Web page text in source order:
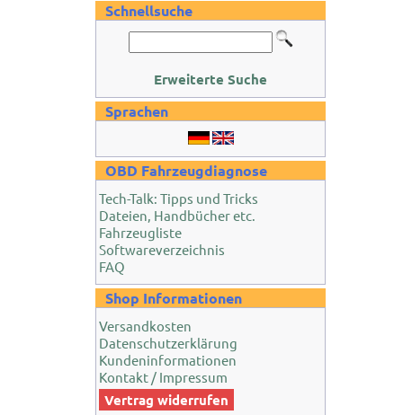
Schnellsuche
Erweiterte Suche
Sprachen
OBD Fahrzeugdiagnose
Tech-Talk: Tipps und Tricks
Dateien, Handbücher etc.
Fahrzeugliste
Softwareverzeichnis
FAQ
Shop Informationen
Versandkosten
Datenschutzerklärung
Kundeninformationen
Kontakt / Impressum
Vertrag widerrufen